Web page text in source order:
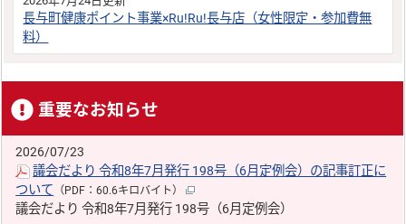
長与町健康ポイント事業×Ru!Ru!長与店（女性限定・参加費無
料）
重要なお知らせ
2026/07/23
議会だより 令和8年7月発行 198号（6月定例会）の記事訂正に
ついて （PDF：60.6キロバイト）
議会だより 令和8年7月発行 198号（6月定例会）